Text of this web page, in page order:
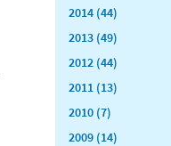
2014 (44)
2013 (49)
2012 (44)
2011 (13)
2010 (7)
2009 (14)